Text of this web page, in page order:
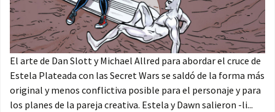
El arte de Dan Slott y Michael Allred para abordar el cruce de
Estela Plateada con las Secret Wars se saldó de la forma más
original y menos conflictiva posible para el personaje y para
los planes de la pareja creativa. Estela y Dawn salieron -li...